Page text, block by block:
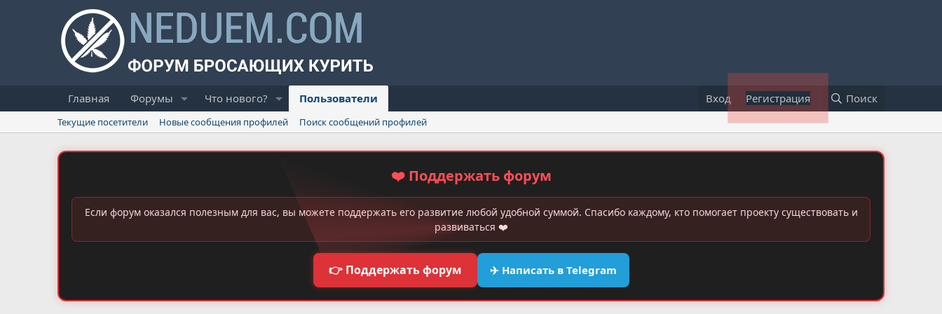
Главная Форумы Что нового? Пользователи Вход Регистрация Поиск
Текущие посетители Новые сообщения профилей Поиск сообщений профилей
❤️ Поддержать форум
Если форум оказался полезным для вас, вы можете поддержать его развитие любой удобной суммой. Спасибо каждому, кто помогает проекту существовать и
развиваться ❤️
👉 Поддержать форум ✈️ Написать в Telegram